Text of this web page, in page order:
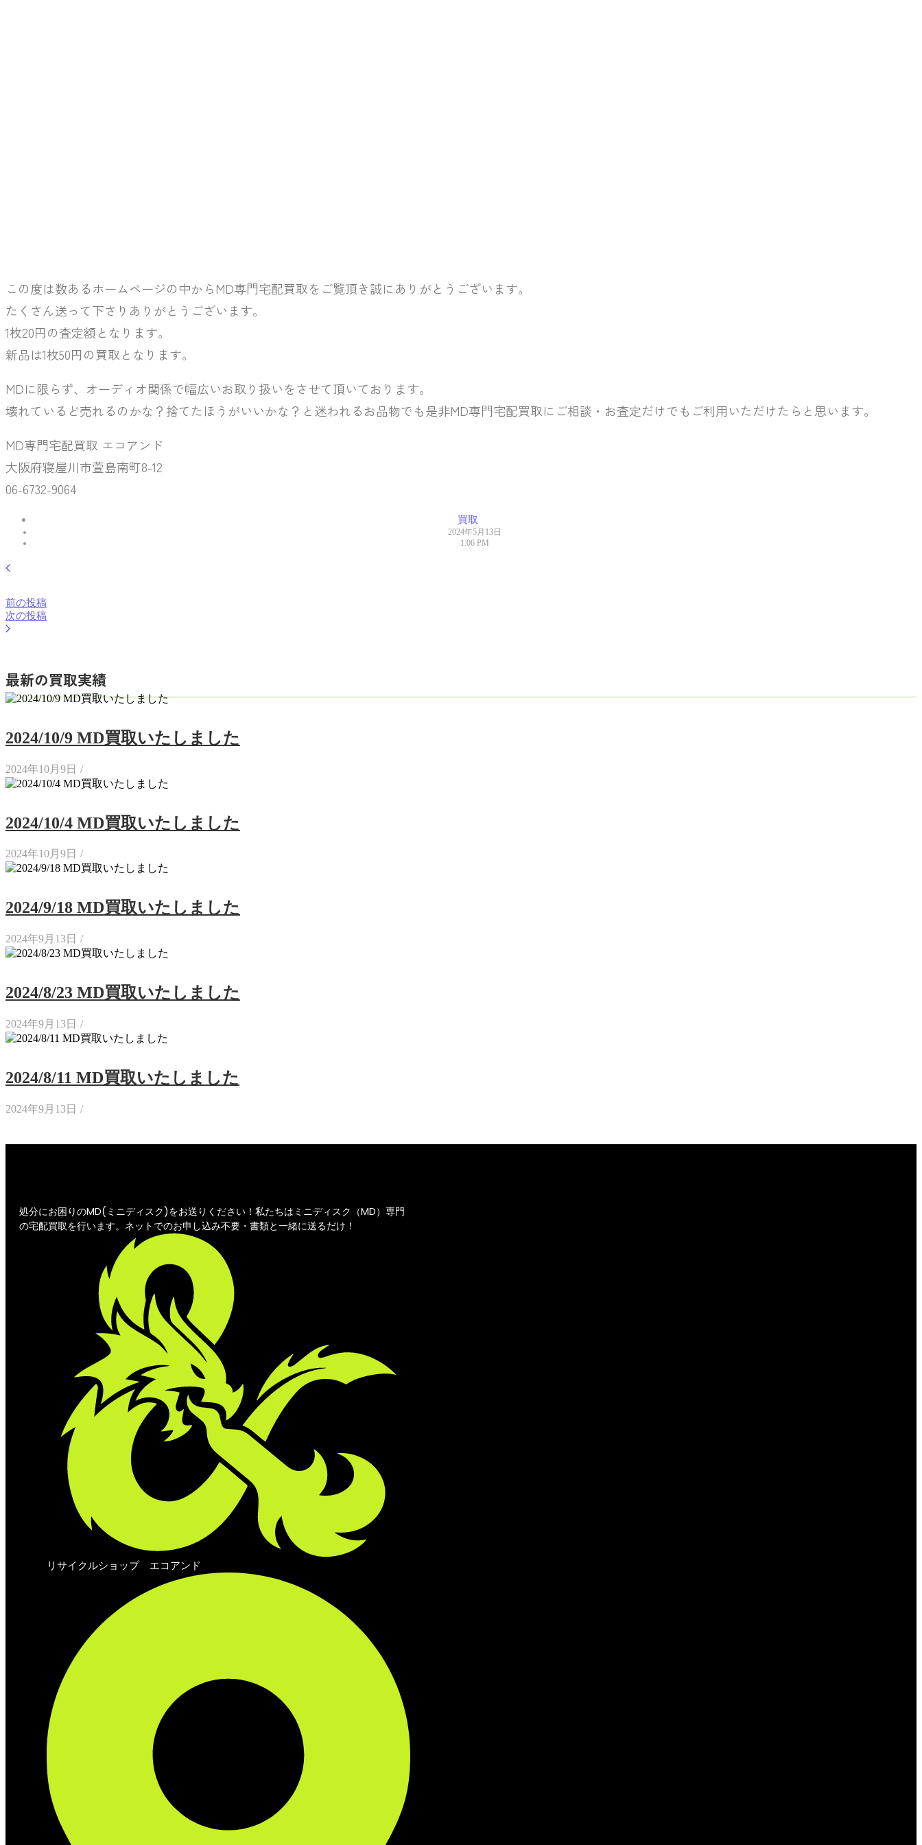
この度は数あるホームページの中からMD専門宅配買取をご覧頂き誠にありがとうございます。
たくさん送って下さりありがとうございます。
1枚20円の査定額となります。
新品は1枚50円の買取となります。
MDに限らず、オーディオ関係で幅広いお取り扱いをさせて頂いております。
壊れているど売れるのかな？捨てたほうがいいかな？と迷われるお品物でも是非MD専門宅配買取にご相談・お査定だけでもご利用いただけたらと思います。
MD専門宅配買取 エコアンド
大阪府寝屋川市萱島南町8-12
06-6732-9064
買取
2024年5月13日
1:06 PM
前の投稿
次の投稿
最新の買取実績
2024/10/9 MD買取いたしました
2024年10月9日 /
2024/10/4 MD買取いたしました
2024年10月9日 /
2024/9/18 MD買取いたしました
2024年9月13日 /
2024/8/23 MD買取いたしました
2024年9月13日 /
2024/8/11 MD買取いたしました
2024年9月13日 /
処分にお困りのMD(ミニディスク)をお送りください！私たちはミニディスク（MD）専門
の宅配買取を行います。ネットでのお申し込み不要・書類と一緒に送るだけ！
リサイクルショップ エコアンド